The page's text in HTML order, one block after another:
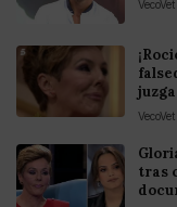
VecoVet
VecoVet
tras